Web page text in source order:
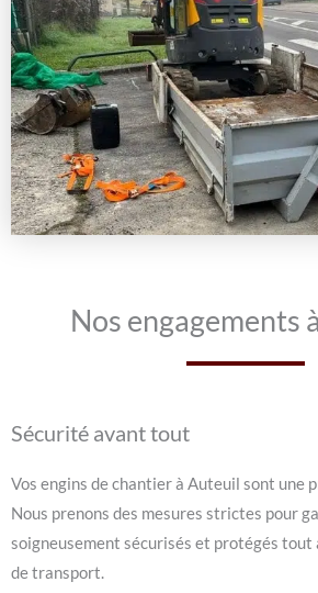
Nos engagements
Sécurité avant tout
Vos engins de chantier à Auteuil sont une
Nous prenons des mesures strictes pour
soigneusement sécurisés et protégés tout
de transport.